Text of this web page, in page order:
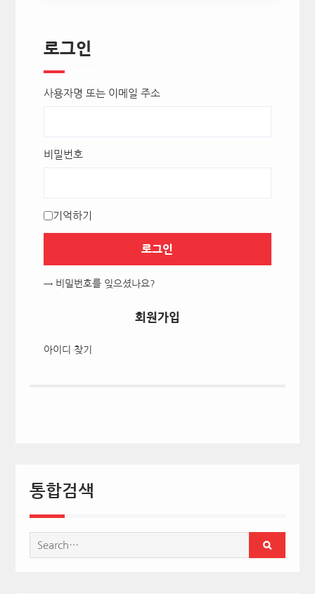
로그인
사용자명 또는 이메일 주소
비밀번호
기억하기
로그인
→ 비밀번호를 잊으셨나요?
회원가입
아이디 찾기
통합검색
Search
for: